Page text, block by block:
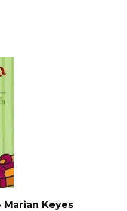
Marian Keyes